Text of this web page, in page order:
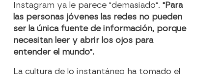
Instagram ya le parece "demasiado"."Para
las personas jóvenes las redes no pueden
ser la única fuente de información, porque
necesitan leer y abrir los ojos para
entender el mundo".
La cultura de lo instantáneo ha tomado el